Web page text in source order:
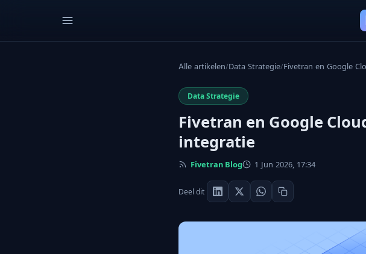
Alle artikelen/Data Strategie/Fivetran en Google
Data Strategie
Fivetran en Google
integratie
Fivetran Blog 1 Jun 2026, 17:34
Deel dit